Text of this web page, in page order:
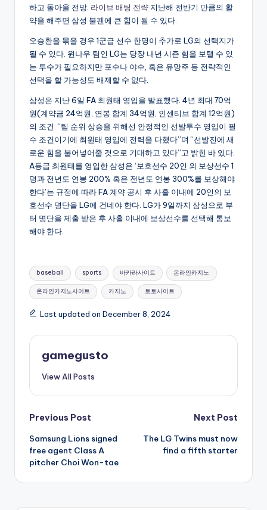
하고 돌아올 전망. 라이브 배팅 전략 지난해 전반기 만큼의 활
약을 해주면 삼성 불펜에 큰 힘이 될 수 있다.
오승환을 묶을 경우 1군급 선수 한명이 추가로 LG의 선택지가
될 수 있다. 윈나우 팀인 LG는 당장 내년 시즌 힘을 보탤 수 있
는 투수가 필요하지만 포수나 야수, 혹은 유망주 등 전략적인
선택을 할 가능성도 배제할 수 없다.
삼성은 지난 6일 FA 최원태 영입을 발표했다. 4년 최대 70억
원(계약금 24억원, 연봉 합계 34억원, 인센티브 합계 12억원)
의 조건. “팀 순위 상승을 위해선 안정적인 선발투수 영입이 필
수 조건이기에 최원태 영입에 전력을 다했다”며 “선발진에 새
로운 힘을 불어넣어줄 것으로 기대하고 있다”고 밝힌 바 있다.
A등급 최원태를 영입한 삼성은 ‘보호선수 20인 외 보상선수 1
명과 전년도 연봉 200% 혹은 전년도 연봉 300%를 보상해야
한다’는 규정에 따라 FA 계약 공시 후 사흘 이내에 20인의 보
호선수 명단을 LG에 건네야 한다. LG가 9일까지 삼성으로 부
터 명단을 제출 받은 후 사흘 이내에 보상선수를 선택해 통보
해야 한다.
Tags:
baseball sports 바카라사이트 온라인카지노
온라인카지노사이트 카지노 토토사이트
Last updated on December 8, 2024
gamegusto
View All Posts
Post
navigation
Previous Post
Samsung Lions signed
free agent Class A
pitcher Choi Won-tae
Next Post
The LG Twins must now
find a fifth starter